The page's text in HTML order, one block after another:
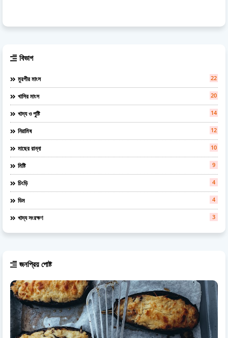
বিভাগ
মুরগীর মাংস 22
খাসির মাংস 20
খাদ্য ও পুষ্টি 14
নিরামিষ 12
মাছের রান্না 10
মিষ্টি 9
চিংড়ি 4
ডিম 4
খাদ্য সংরক্ষণ 3
জনপ্রিয় পোষ্ট